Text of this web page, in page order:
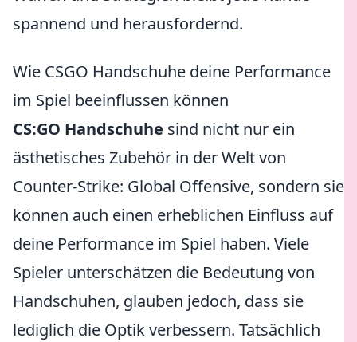
spannend und herausfordernd.
Wie CSGO Handschuhe deine Performance
im Spiel beeinflussen können
CS:GO Handschuhe sind nicht nur ein
ästhetisches Zubehör in der Welt von
Counter-Strike: Global Offensive, sondern sie
können auch einen erheblichen Einfluss auf
deine Performance im Spiel haben. Viele
Spieler unterschätzen die Bedeutung von
Handschuhen, glauben jedoch, dass sie
lediglich die Optik verbessern. Tatsächlich